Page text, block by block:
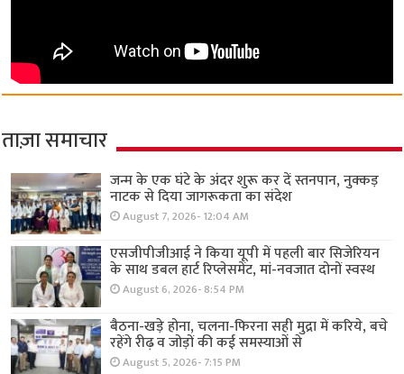
ताज़ा समाचार
जन्म के एक घंटे के अंदर शुरू कर दें स्तनपान, नुक्कड़
नाटक से दिया जागरूकता का संदेश
August 7, 2026- 12:04 AM
एसजीपीजीआई ने किया यूपी में पहली बार सिजेरियन
के साथ डबल हार्ट रिप्लेसमेंट, मां-नवजात दोनों स्वस्थ
August 6, 2026- 8:54 PM
बैठना-खड़े होना, चलना-फिरना सही मुद्रा में करिये, बचे
रहेंगे रीढ़ व जोड़ों की कई समस्याओं से
August 5, 2026- 7:15 PM